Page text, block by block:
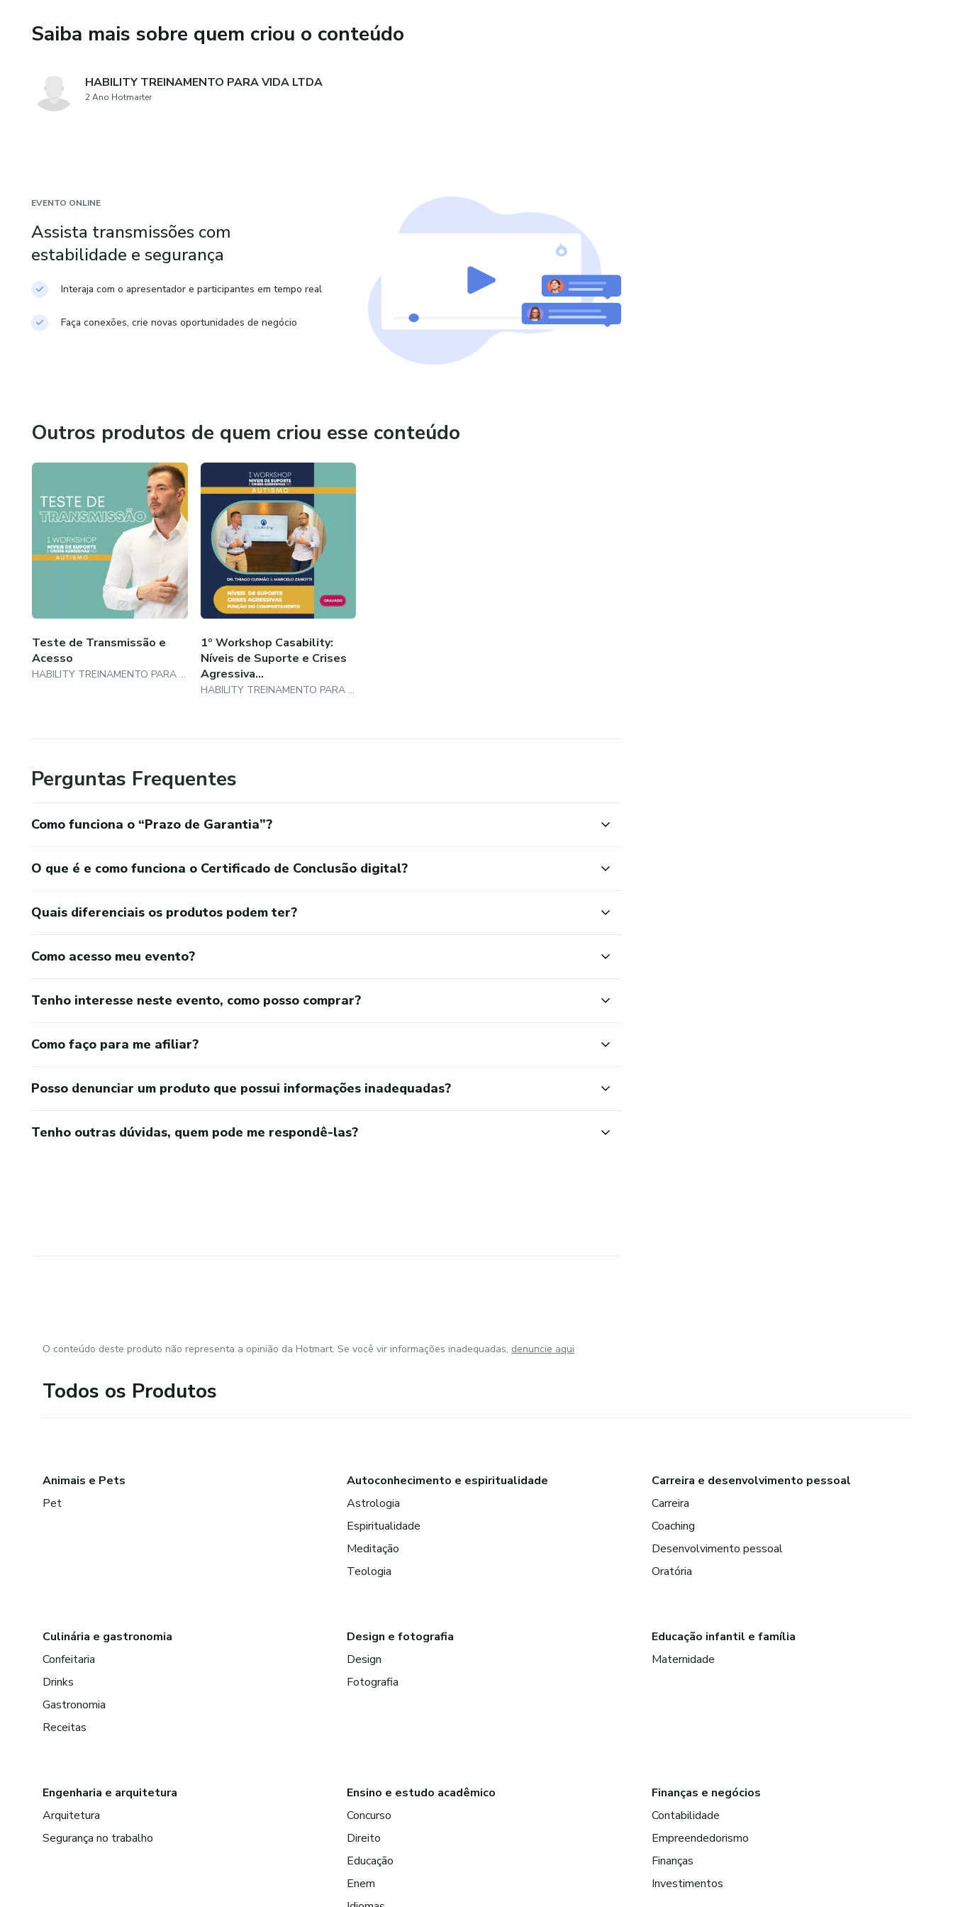
Benefícios da Participação:
- Conteúdo Científico e Prático
ferramentas práticas para enfrentar desafios específicos.
Faça parte do 1o Workshop CasaAbility e promova uma transição mais suave para a vida
adulta. Inscreva-se agora para garantir seu lugar nessa experiência única no Brasil!
Saiba mais sobre quem criou o conteúdo
HABILITY TREINAMENTO PARA VIDA LTDA
2 Ano Hotmarter
EVENTO ONLINE
Assista transmissões com
estabilidade e segurança
Interaja com o apresentador e participantes em tempo real
Faça conexões, crie novas oportunidades de negócio
Outros produtos de quem criou esse conteúdo
Teste de Transmissão e
Acesso
HABILITY TREINAMENTO PARA VIDA LTDA
1º Workshop Casability:
Níveis de Suporte e Crises
Agressiva...
HABILITY TREINAMENTO PARA VIDA LTDA
Perguntas Frequentes
Como funciona o “Prazo de Garantia”?
O que é e como funciona o Certificado de Conclusão digital?
Quais diferenciais os produtos podem ter?
Como acesso meu evento?
Tenho interesse neste evento, como posso comprar?
Como faço para me afiliar?
Posso denunciar um produto que possui informações inadequadas?
Tenho outras dúvidas, quem pode me respondê-las?
O conteúdo deste produto não representa a opinião da Hotmart. Se você vir informações inadequadas, denuncie aqui
Todos os Produtos
Animais e Pets
Pet
Autoconhecimento e espiritualidade
Astrologia
Espiritualidade
Meditação
Teologia
Carreira e desenvolvimento pessoal
Carreira
Coaching
Desenvolvimento pessoal
Oratória
Culinária e gastronomia
Confeitaria
Drinks
Gastronomia
Receitas
Design e fotografia
Design
Fotografia
Educação infantil e família
Maternidade
Engenharia e arquitetura
Arquitetura
Segurança no trabalho
Ensino e estudo acadêmico
Concurso
Direito
Educação
Enem
Finanças e negócios
Contabilidade
Empreendedorismo
Finanças
Investimentos